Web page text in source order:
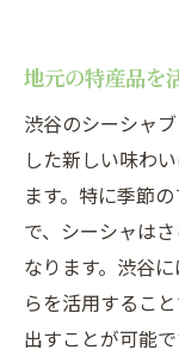
地元の特産品を
渋谷のシーシャ
した新しい味わ
ます。特に季節
で、シーシャは
なります。渋谷
らを活用するこ
出すことが可能